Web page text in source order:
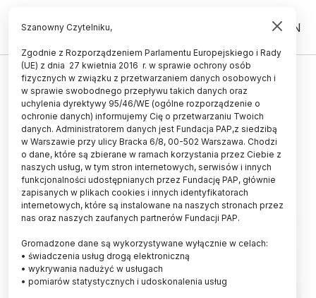
PL EN
UCZELNIE I INSTYTUCJE
MEiN przygotowało informacje
dla studentów i naukowców
przybywających z Ukrainy
01.03.2022
aktualizacja: 01.03.2022
2 minuty czytania
Read the English version of this article
Szanowny Czytelniku,
Zgodnie z Rozporządzeniem Parlamentu Europejskiego i Rady
(UE) z dnia 27 kwietnia 2016 r. w sprawie ochrony osób
fizycznych w związku z przetwarzaniem danych osobowych i
w sprawie swobodnego przepływu takich danych oraz
uchylenia dyrektywy 95/46/WE (ogólne rozporządzenie o
ochronie danych) informujemy Cię o przetwarzaniu Twoich
danych. Administratorem danych jest Fundacja PAP,z siedzibą
w Warszawie przy ulicy Bracka 6/8, 00-502 Warszawa. Chodzi
o dane, które są zbierane w ramach korzystania przez Ciebie z
naszych usług, w tym stron internetowych, serwisów i innych
funkcjonalności udostępnianych przez Fundację PAP, głównie
zapisanych w plikach cookies i innych identyfikatorach
internetowych, które są instalowane na naszych stronach przez
nas oraz naszych zaufanych partnerów Fundacji PAP.
Gromadzone dane są wykorzystywane wyłącznie w celach:
• świadczenia usług drogą elektroniczną
• wykrywania nadużyć w usługach
• pomiarów statystycznych i udoskonalenia usług